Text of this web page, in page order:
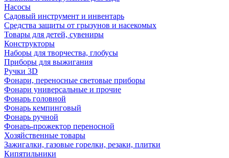
Насосы
Садовый инструмент и инвентарь
Средства защиты от грызунов и насекомых
Товары для детей, сувениры
Конструкторы
Наборы для творчества, глобусы
Приборы для выжигания
Ручки 3D
Фонари, переносные световые приборы
Фонари универсальные и прочие
Фонарь головной
Фонарь кемпинговый
Фонарь ручной
Фонарь-прожектор переносной
Хозяйственные товары
Зажигалки, газовые горелки, резаки, плитки
Кипятильники